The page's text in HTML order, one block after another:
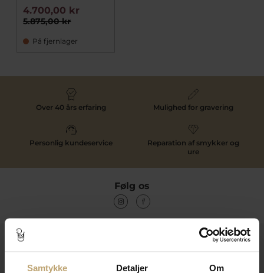
Samtykke Detaljer Om
5.875,00 kr
4.700,00 kr
På fjernlager
Over 40 års erfaring Mulighed for gravering
Personlig kundeservice
Reparation af smykker og
ure
Følg os
Kontakt
Åbningstider I Butikken